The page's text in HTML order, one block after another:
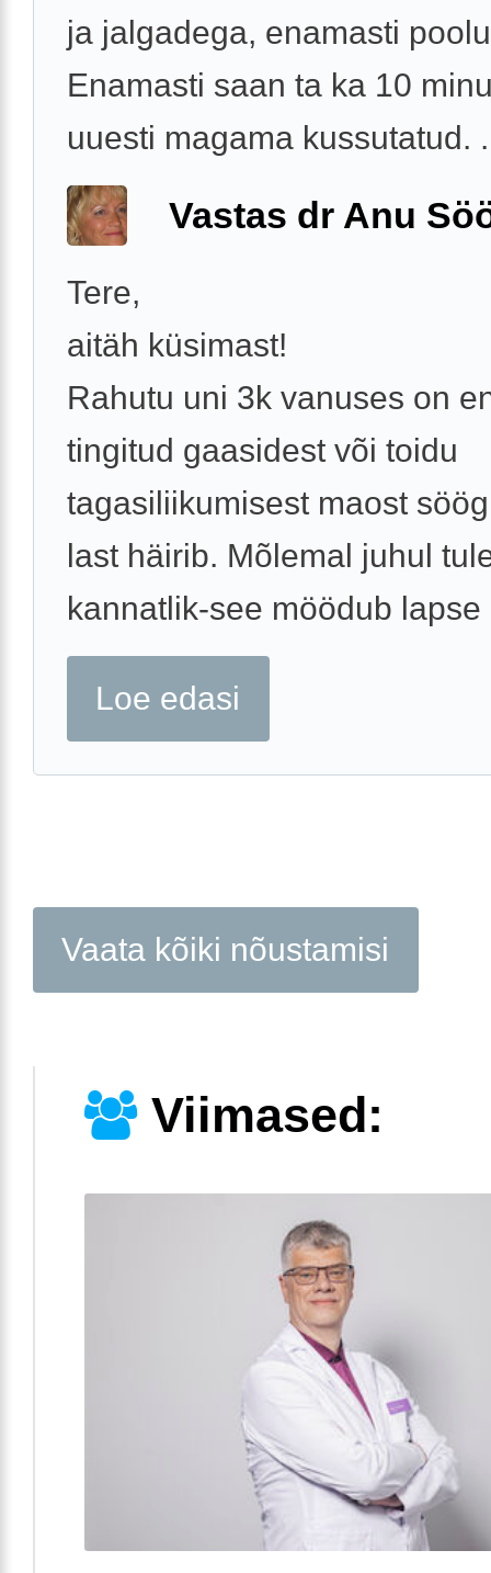
ja jalgadega, enamasti
Enamasti saan ta ka 10
uuesti magama kussutatud.
Vastas dr Anu
Tere,
aitäh küsimast!
Rahutu uni 3k vanuses on
tingitud gaasidest või toidu
tagasiliikumisest maost
last häirib. Mõlemal juhul
kannatlik-see möödub lapse
Loe edasi
Vaata kõiki nõustamisi
Viimased: